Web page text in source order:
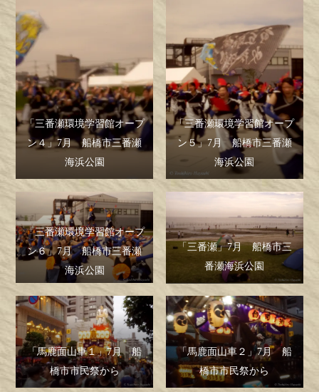
「三番瀬環境学習館オープ
ン４」7月 船橋市三番瀬
海浜公園
「三番瀬環境学習館オープ
ン５」7月 船橋市三番瀬
海浜公園
「三番瀬環境学習館オープ
ン６」7月 船橋市三番瀬
海浜公園
「三番瀬」7月 船橋市三
番瀬海浜公園
「馬鹿面山車１」7月 船
橋市市民祭から
「馬鹿面山車２」7月 船
橋市市民祭から